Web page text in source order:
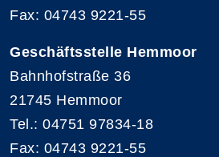
Fax: 04743 9221-55
Geschäftsstelle Hemmoor
Bahnhofstraße 36
21745 Hemmoor
Tel.: 04751 97834-18
Fax: 04743 9221-55